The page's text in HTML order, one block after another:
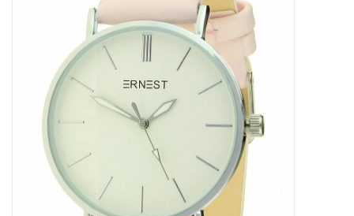
Haaraccesoires
Zonnebrillen
Fashion
ON THE BEACH
Charmin*s